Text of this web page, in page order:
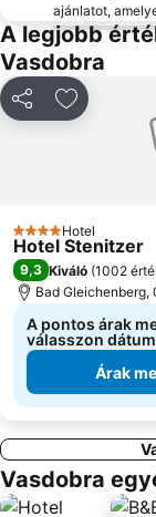
Pohorska
ajánlatot,
A legjobb
Vasdobra
Megosztás
4 Kategória
Hotel
Hotel Stenitzer
9,3 Kiváló (1002
Bad
A pontos árak
válasszon
Árak
Vasdobra